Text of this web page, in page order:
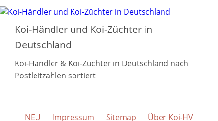
Koi-Händler und Koi-Züchter in
Deutschland
Koi-Händler & Koi-Züchter in Deutschland nach
Postleitzahlen sortiert
NEU Impressum Sitemap Über Koi-HV